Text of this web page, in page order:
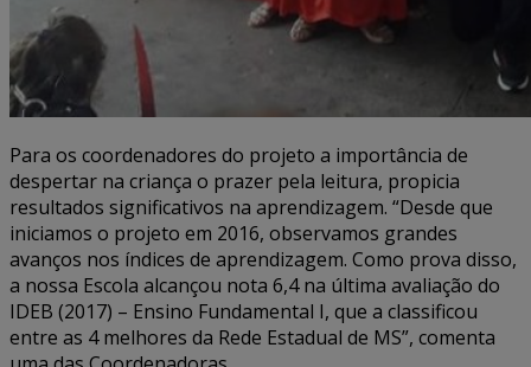
Para os coordenadores do projeto a importância de
despertar na criança o prazer pela leitura, propicia
resultados significativos na aprendizagem. “Desde que
iniciamos o projeto em 2016, observamos grandes
avanços nos índices de aprendizagem. Como prova disso,
a nossa Escola alcançou nota 6,4 na última avaliação do
IDEB (2017) – Ensino Fundamental I, que a classificou
entre as 4 melhores da Rede Estadual de MS”, comenta